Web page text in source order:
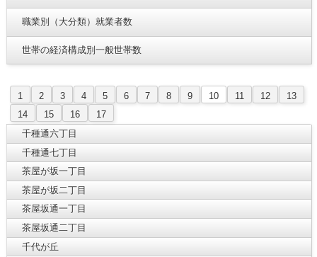
職業別（大分類）就業者数
世帯の経済構成別一般世帯数
1 2 3 4 5 6 7 8 9 10 11 12
13
14
15 16
17
千種通六丁目
千種通七丁目
茶屋が坂一丁目
茶屋が坂二丁目
茶屋坂通一丁目
茶屋坂通二丁目
千代が丘